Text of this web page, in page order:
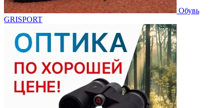
Обувь
GRISPORT